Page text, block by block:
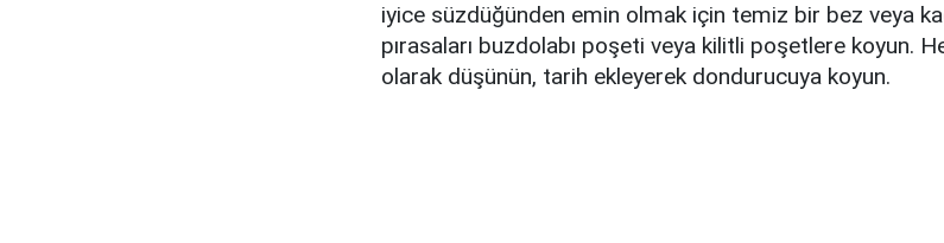
iyice süzdüğünden emin olmak için temiz bir bez veya
pırasaları buzdolabı poşeti veya kilitli poşetlere koyun.
olarak düşünün, tarih ekleyerek dondurucuya koyun.